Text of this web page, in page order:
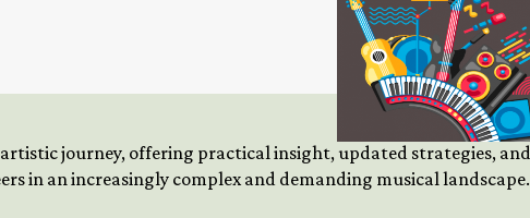
journey, offering practical insight, updated strategies, and
in an increasingly complex and demanding musical landscape.